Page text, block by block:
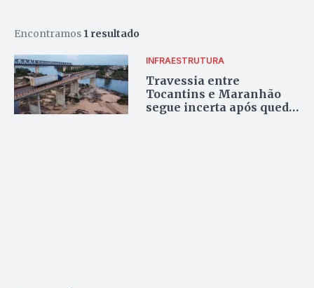
Encontramos 1 resultado
INFRAESTRUTURA
Travessia entre
Tocantins e Maranhão
segue incerta após queda